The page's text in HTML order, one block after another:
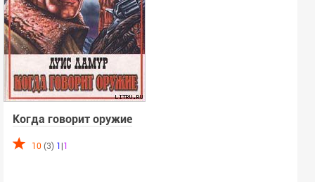
Когда говорит оружие
10 (3) 1 1